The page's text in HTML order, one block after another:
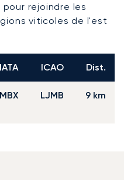
rejoindre les
viticoles de l'est
IATA ICAO Dist.
MBX LJMB 9 km